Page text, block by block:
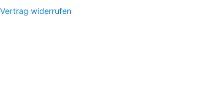
Vertrag widerrufen